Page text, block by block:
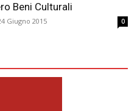
Beni Culturali
Giugno 2015 0